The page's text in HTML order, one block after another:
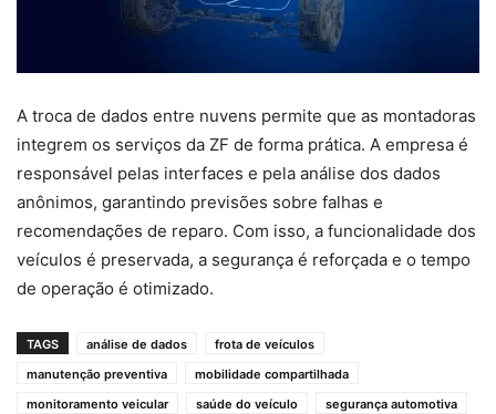
A troca de dados entre nuvens permite que as montadoras
integrem os serviços da ZF de forma prática. A empresa é
responsável pelas interfaces e pela análise dos dados
anônimos, garantindo previsões sobre falhas e
recomendações de reparo. Com isso, a funcionalidade dos
veículos é preservada, a segurança é reforçada e o tempo
de operação é otimizado.
TAGS análise de dados
frota de veículos
manutenção preventiva
mobilidade compartilhada
monitoramento veicular
saúde do veículo
segurança automotiva